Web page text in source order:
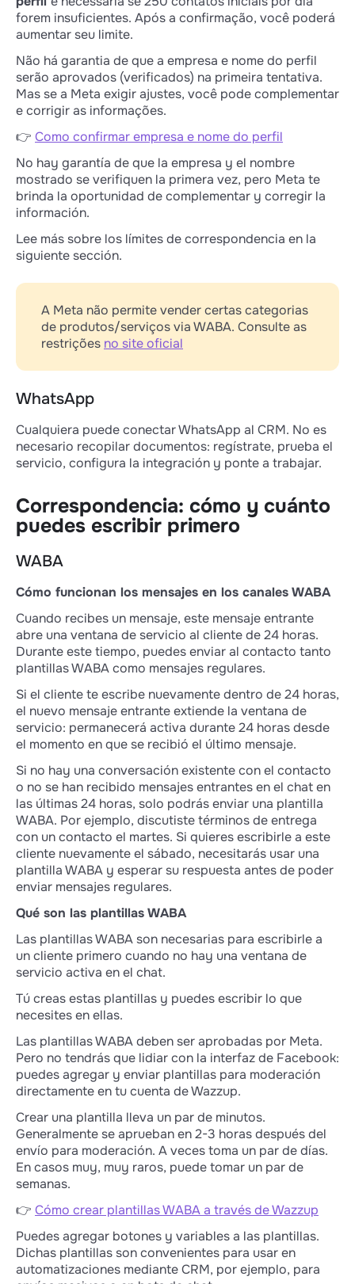
forem insuficientes. Após a confirmação, você poderá
aumentar seu limite.
Não há garantia de que a empresa e nome do perfil
serão aprovados (verificados) na primeira tentativa.
Mas se a Meta exigir ajustes, você pode complementar
e corrigir as informações.
👉 Como confirmar empresa e nome do perfil
No hay garantía de que la empresa y el nombre
mostrado se verifiquen la primera vez, pero Meta te
brinda la oportunidad de complementar y corregir la
información.
Lee más sobre los límites de correspondencia en la
siguiente sección.
A Meta não permite vender certas categorias
de produtos/serviços via WABA. Consulte as
restrições no site oficial
WhatsApp
Cualquiera puede conectar WhatsApp al CRM. No es
necesario recopilar documentos: regístrate, prueba el
servicio, configura la integración y ponte a trabajar.
Correspondencia: cómo y cuánto
puedes escribir primero
WABA
Cómo funcionan los mensajes en los canales WABA
Cuando recibes un mensaje, este mensaje entrante
abre una ventana de servicio al cliente de 24 horas.
Durante este tiempo, puedes enviar al contacto tanto
plantillas WABA como mensajes regulares.
Si el cliente te escribe nuevamente dentro de 24 horas,
el nuevo mensaje entrante extiende la ventana de
servicio: permanecerá activa durante 24 horas desde
el momento en que se recibió el último mensaje.
Si no hay una conversación existente con el contacto
o no se han recibido mensajes entrantes en el chat en
las últimas 24 horas, solo podrás enviar una plantilla
WABA. Por ejemplo, discutiste términos de entrega
con un contacto el martes. Si quieres escribirle a este
cliente nuevamente el sábado, necesitarás usar una
plantilla WABA y esperar su respuesta antes de poder
enviar mensajes regulares.
Qué son las plantillas WABA
Las plantillas WABA son necesarias para escribirle a
un cliente primero cuando no hay una ventana de
servicio activa en el chat.
Tú creas estas plantillas y puedes escribir lo que
necesites en ellas.
Las plantillas WABA deben ser aprobadas por Meta.
Pero no tendrás que lidiar con la interfaz de Facebook:
puedes agregar y enviar plantillas para moderación
directamente en tu cuenta de Wazzup.
Crear una plantilla lleva un par de minutos.
Generalmente se aprueban en 2-3 horas después del
envío para moderación. A veces toma un par de días.
En casos muy, muy raros, puede tomar un par de
semanas.
👉 Cómo crear plantillas WABA a través de Wazzup
Puedes agregar botones y variables a las plantillas.
Dichas plantillas son convenientes para usar en
automatizaciones mediante CRM, por ejemplo, para